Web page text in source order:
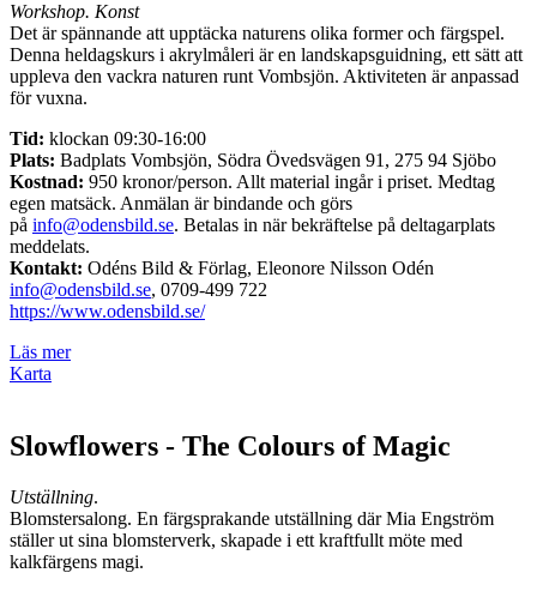
Workshop. Konst
Det är spännande att upptäcka naturens olika former och färgspel.
Denna heldagskurs i akrylmåleri är en landskapsguidning, ett sätt att
uppleva den vackra naturen runt Vombsjön. Aktiviteten är anpassad
för vuxna.
Tid: klockan 09:30-16:00
Plats: Badplats Vombsjön, Södra Övedsvägen 91, 275 94 Sjöbo
Kostnad: 950 kronor/person. Allt material ingår i priset. Medtag
egen matsäck. Anmälan är bindande och görs
på info@odensbild.se. Betalas in när bekräftelse på deltagarplats
meddelats.
Kontakt: Odéns Bild & Förlag, Eleonore Nilsson Odén
info@odensbild.se, 0709-499 722
https://www.odensbild.se/
Läs mer
Karta
Slowflowers - The Colours of Magic
Utställning.
Blomstersalong. En färgsprakande utställning där Mia Engström
ställer ut sina blomsterverk, skapade i ett kraftfullt möte med
kalkfärgens magi.